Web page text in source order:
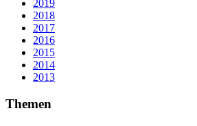
2019
2018
2017
2016
2015
2014
2013
Themen